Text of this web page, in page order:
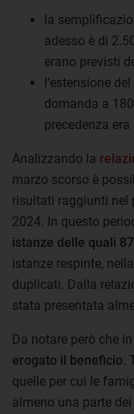
la
adesso è di
erano previsti
l’estensione
domanda a
precedenza era
Analizzando la
marzo scorso è
risultati raggiunti nel
2024. In questo
istanze delle quali
istanze respinte,
duplicati. Dalla
stata presentata
Da notare però che in
erogato il beneficio
quelle per cui le
almeno una parte